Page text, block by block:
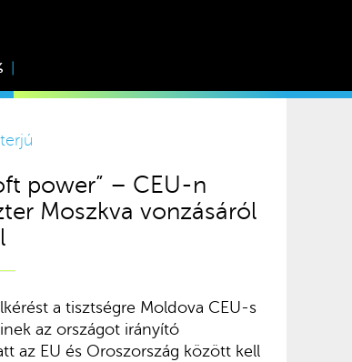
power” – CEU-n
Moszkva vonzásáról
a tisztségre Moldova CEU-s
az országot irányító
az EU és Oroszország között kell